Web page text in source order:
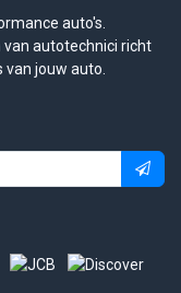
auto's.
autotechnici richt
jouw auto.